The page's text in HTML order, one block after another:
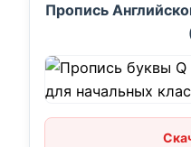
Пропись